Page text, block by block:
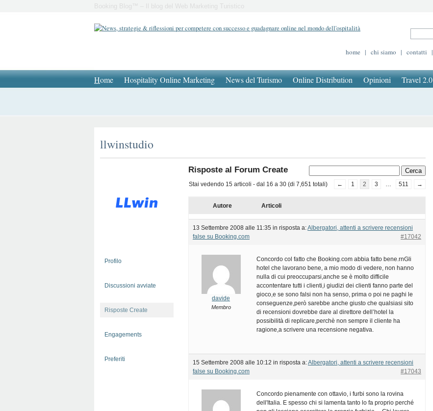
Booking Blog™ – Il blog del Web Marketing Turistico
home | chi siamo | contatti |
Home Hospitality Online Marketing News del Turismo Online Distribution Opinioni Travel 2.0
llwinstudio
Profilo
Discussioni avviate
Risposte Create
Engagements
Preferiti
Risposte al Forum Create
Stai vedendo 15 articoli - dal 16 a 30 (di 7,651 totali) ← 1 2 3 … 511 →
Autore Articoli
13 Settembre 2008 alle 11:35 in risposta a:Albergatori, attenti a scrivere recensioni
false su Booking.com
#17042
davide
Membro
Concordo col fatto che Booking.com abbia fatto bene.rnGli
hotel che lavorano bene, a mio modo di vedere, non hanno
nulla di cui preoccuparsi,anche se è molto difficile
accontentare tutti i clienti,i giudizi dei clienti fanno parte del
gioco,e se sono falsi non ha senso, prima o poi ne paghi le
conseguenze,però sarebbe anche giusto che qualsiasi sito
di recensioni dovrebbe dare al direttore dell’hotel la
possibilità di replicare,perchè non sempre il cliente ha
ragione,a scrivere una recensione negativa.
15 Settembre 2008 alle 10:12 in risposta a:Albergatori, attenti a scrivere recensioni
false su Booking.com
#17043
Concordo pienamente con ottavio, i furbi sono la rovina
dell'Italia. E spesso chi si lamenta tanto lo fa proprio perché